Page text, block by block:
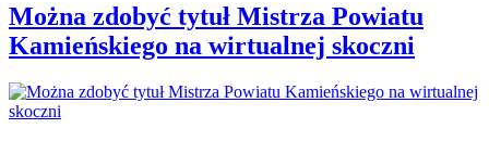
Można zdobyć tytuł Mistrza Powiatu
Kamieńskiego na wirtualnej skoczni